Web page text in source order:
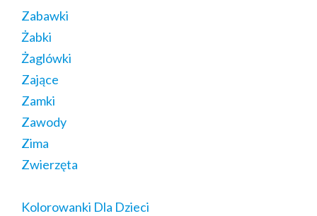
Zabawki
Żabki
Żaglówki
Zające
Zamki
Zawody
Zima
Zwierzęta
Kolorowanki Dla Dzieci